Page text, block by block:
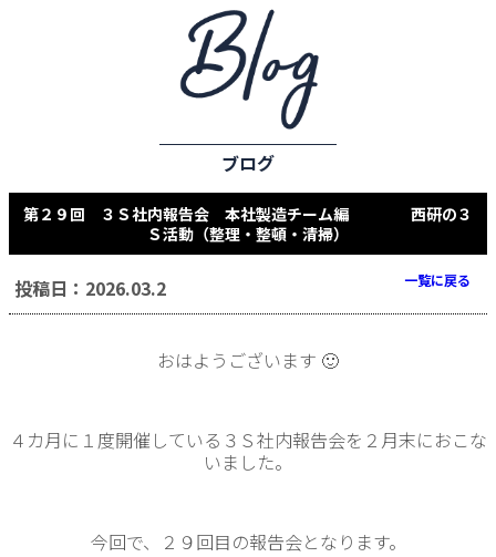
ブログ
第２９回 ３Ｓ社内報告会 本社製造チーム編 西研の３
Ｓ活動（整理・整頓・清掃）
投稿日：2026.03.2 一覧に戻る
おはようございます 🙂
４カ月に１度開催している３Ｓ社内報告会を２月末におこな
いました。
今回で、２９回目の報告会となります。